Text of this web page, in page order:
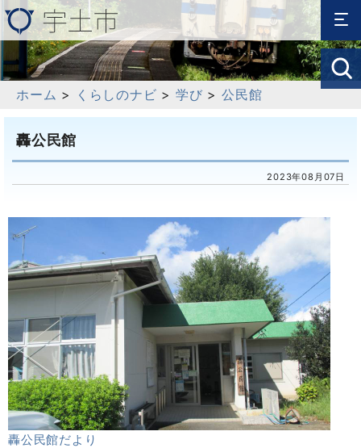
ホーム > くらしのナビ >学び >公民館
轟公民館
2023年08月07日
轟公民館だより